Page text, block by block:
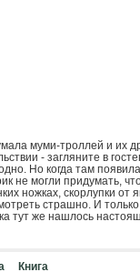
муми-троллей и их
- загляните в
Но когда там
не могли придумать,
ножках, скорлупки от
страшно. И
тут же нашлось
Книга